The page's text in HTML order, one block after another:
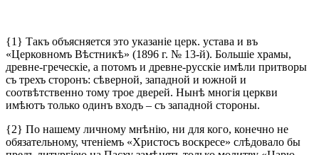
{1} Такъ объясняется это указаніе церк. устава и въ
«Церковномъ Вѣстникѣ» (1896 г. № 13-й). Большіе храмы,
древне-греческіе, а потомъ и древне-русскіе имѣли притворы
съ трехъ сторонъ: сѣверной, западной и южной и
соотвѣтственно тому трое дверей. Нынѣ многія церкви
имѣютъ только одинъ входъ – съ западной стороны.
{2} По нашему личному мнѣнію, ни для кого, конечно не
обязательному, чтеніемъ «Христосъ воскресе» слѣдовало бы